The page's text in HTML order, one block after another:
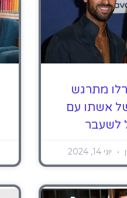
מתרגש
אשתו עם
לשעבר
יוני 14, 2024